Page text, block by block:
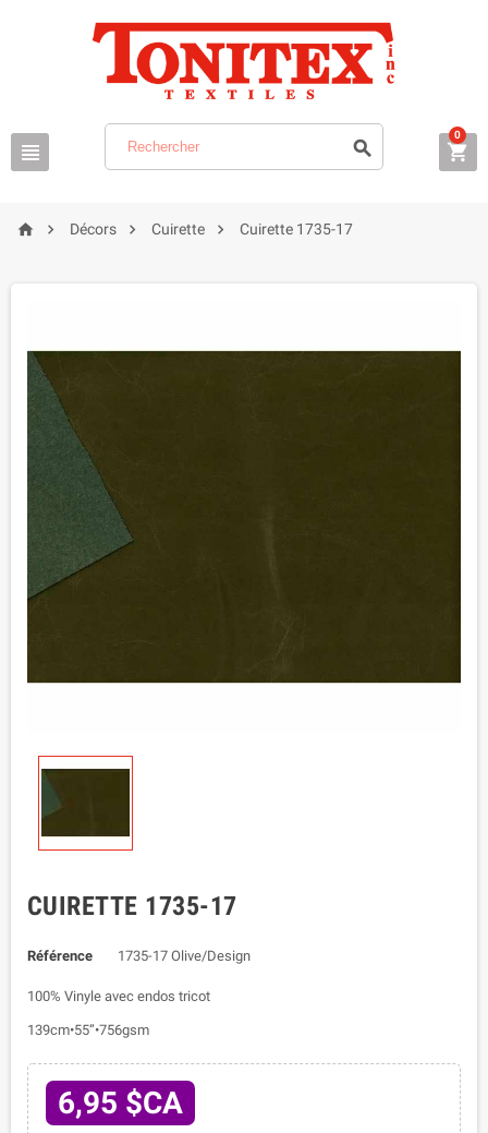
  
0
  Décors  Cuirette  Cuirette 1735-17
CUIRETTE 1735-17
Référence 1735-17 Olive/Design
100% Vinyle avec endos tricot
139cm•55”•756gsm
6,95 $CA